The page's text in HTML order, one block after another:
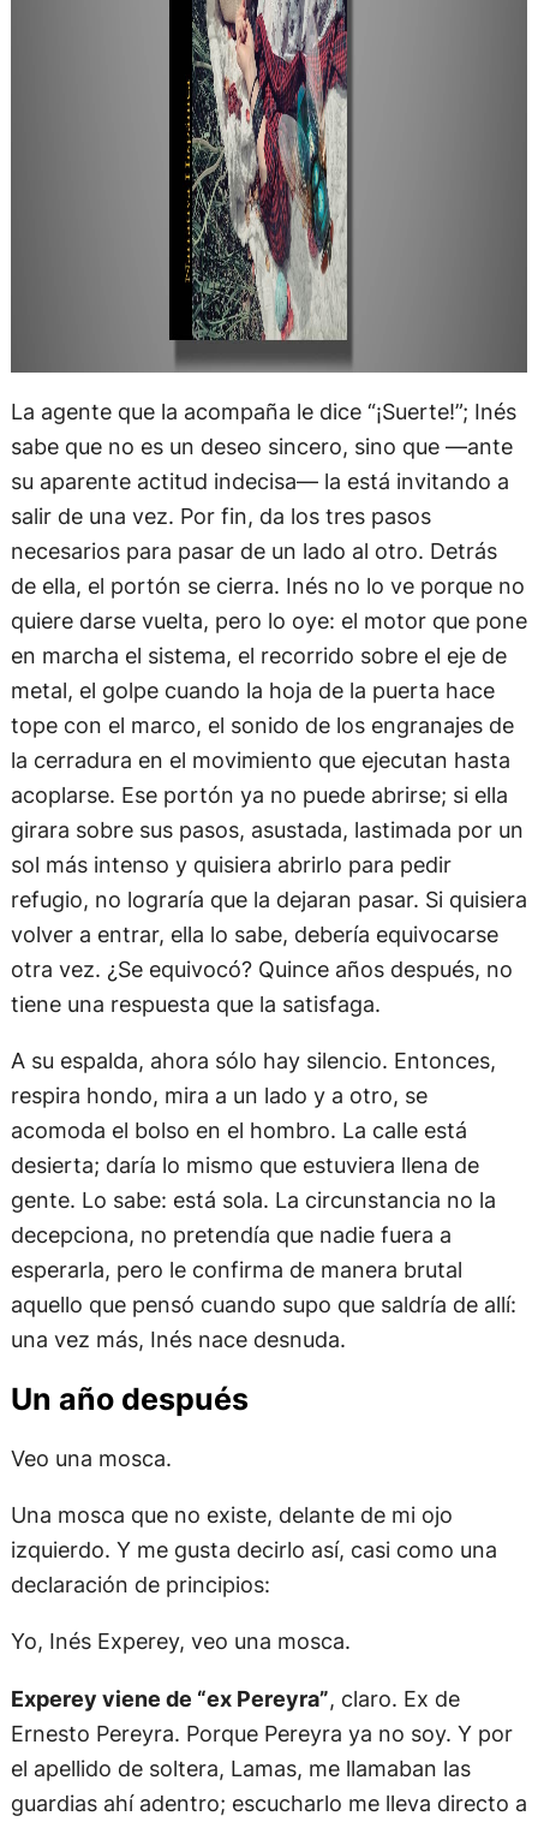
La agente que la acompaña le dice “¡Suerte!”; Inés
sabe que no es un deseo sincero, sino que —ante
su aparente actitud indecisa— la está invitando a
salir de una vez. Por fin, da los tres pasos
necesarios para pasar de un lado al otro. Detrás
de ella, el portón se cierra. Inés no lo ve porque no
quiere darse vuelta, pero lo oye: el motor que pone
en marcha el sistema, el recorrido sobre el eje de
metal, el golpe cuando la hoja de la puerta hace
tope con el marco, el sonido de los engranajes de
la cerradura en el movimiento que ejecutan hasta
acoplarse. Ese portón ya no puede abrirse; si ella
girara sobre sus pasos, asustada, lastimada por un
sol más intenso y quisiera abrirlo para pedir
refugio, no lograría que la dejaran pasar. Si quisiera
volver a entrar, ella lo sabe, debería equivocarse
otra vez. ¿Se equivocó? Quince años después, no
tiene una respuesta que la satisfaga.
A su espalda, ahora sólo hay silencio. Entonces,
respira hondo, mira a un lado y a otro, se
acomoda el bolso en el hombro. La calle está
desierta; daría lo mismo que estuviera llena de
gente. Lo sabe: está sola. La circunstancia no la
decepciona, no pretendía que nadie fuera a
esperarla, pero le confirma de manera brutal
aquello que pensó cuando supo que saldría de allí:
una vez más, Inés nace desnuda.
Un año después
Veo una mosca.
Una mosca que no existe, delante de mi ojo
izquierdo. Y me gusta decirlo así, casi como una
declaración de principios:
Yo, Inés Experey, veo una mosca.
Experey viene de “ex Pereyra”, claro. Ex de
Ernesto Pereyra. Porque Pereyra ya no soy. Y por
el apellido de soltera, Lamas, me llamaban las
guardias ahí adentro; escucharlo me lleva directo a